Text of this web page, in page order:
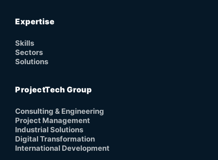
Expertise
Skills
Sectors
Solutions
ProjectTech Group
Consulting & Engineering
Project Management
Industrial Solutions
Digital Transformation
International Development